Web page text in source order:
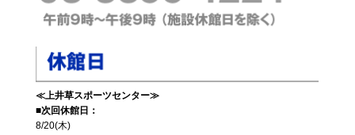
≪上井草スポーツセンター≫
■次回休館日：
8/20(木)